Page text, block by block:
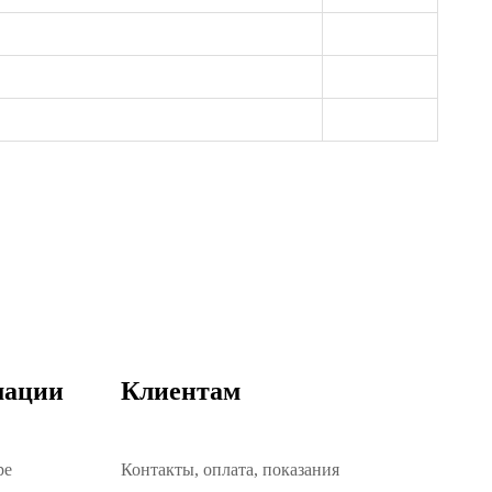
Клиентам
Контакты, оплата, показания